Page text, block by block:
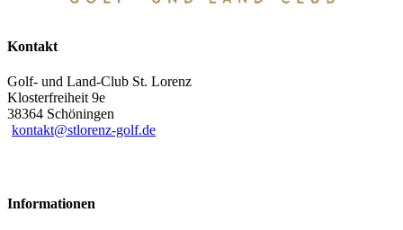
Kontakt
Golf- und Land-Club St. Lorenz
Klosterfreiheit 9e
38364 Schöningen
kontakt@stlorenz-golf.de
Informationen